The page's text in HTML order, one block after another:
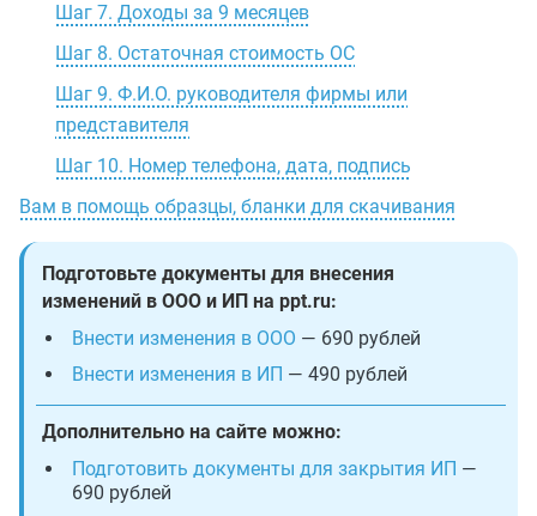
Шаг 7. Доходы за 9 месяцев
Шаг 8. Остаточная стоимость ОС
Шаг 9. Ф.И.О. руководителя фирмы или
представителя
Шаг 10. Номер телефона, дата, подпись
Вам в помощь образцы, бланки для скачивания
Подготовьте документы для внесения
изменений в ООО и ИП на ppt.ru:
Внести изменения в ООО — 690 рублей
Внести изменения в ИП — 490 рублей
Дополнительно на сайте можно:
Подготовить документы для закрытия ИП —
690 рублей